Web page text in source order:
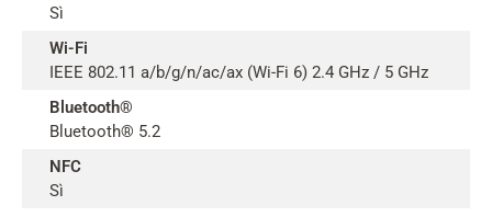
Sì
Wi-Fi
IEEE 802.11 a/b/g/n/ac/ax (Wi-Fi 6) 2.4 GHz / 5 GHz
Bluetooth®
Bluetooth® 5.2
NFC
Sì